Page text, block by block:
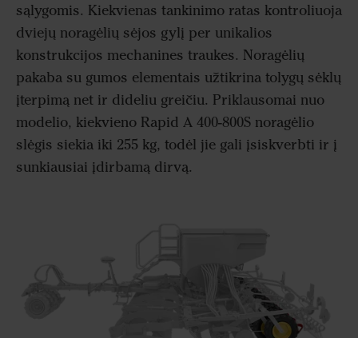
sąlygomis. Kiekvienas tankinimo ratas kontroliuoja
dviejų noragėlių sėjos gylį per unikalios
konstrukcijos mechanines traukes. Noragėlių
pakaba su gumos elementais užtikrina tolygų sėklų
įterpimą net ir dideliu greičiu. Priklausomai nuo
modelio, kiekvieno Rapid A 400-800S noragėlio
slėgis siekia iki 255 kg, todėl jie gali įsiskverbti ir į
sunkiausiai įdirbamą dirvą.